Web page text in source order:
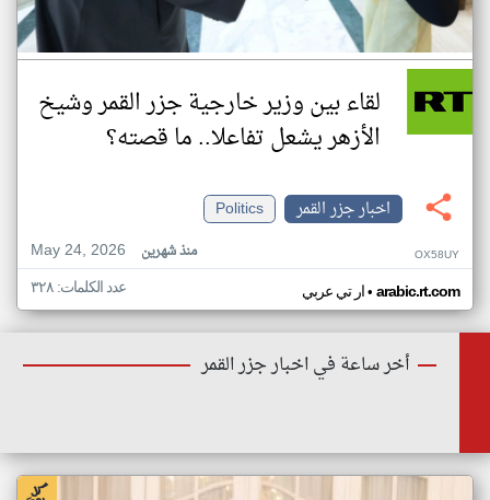
لقاء بين وزير خارجية جزر القمر وشيخ
الأزهر يشعل تفاعلا.. ما قصته؟
اخبار جزر القمر
Politics
May 24, 2026
منذ شهرين OX58UY
ار تي عربي• arabic.rt.com عدد الكلمات: ٣٢٨
أخر ساعة في اخبار جزر القمر